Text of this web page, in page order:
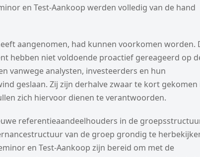
en Test-Aankoop werden volledig van de hand
aangenomen, had kunnen voorkomen worden.
hebben niet voldoende proactief gereageerd op
vanwege analysten, investeerders en hun
geslaan. Zij zijn derhalve zwaar te kort gekomen
zich hiervoor dienen te verantwoorden.
referentieaandeelhouders in de
van de groep grondig te
en Test-Aankoop zijn bereid om met de